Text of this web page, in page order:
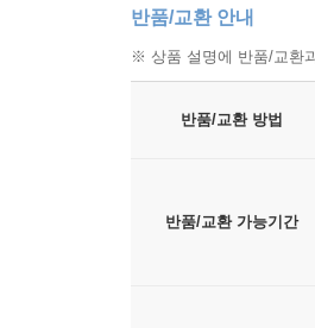
반품/교환 안내
※ 상품 설명에 반품/교환
반품/교환 방법
반품/교환 가능기간